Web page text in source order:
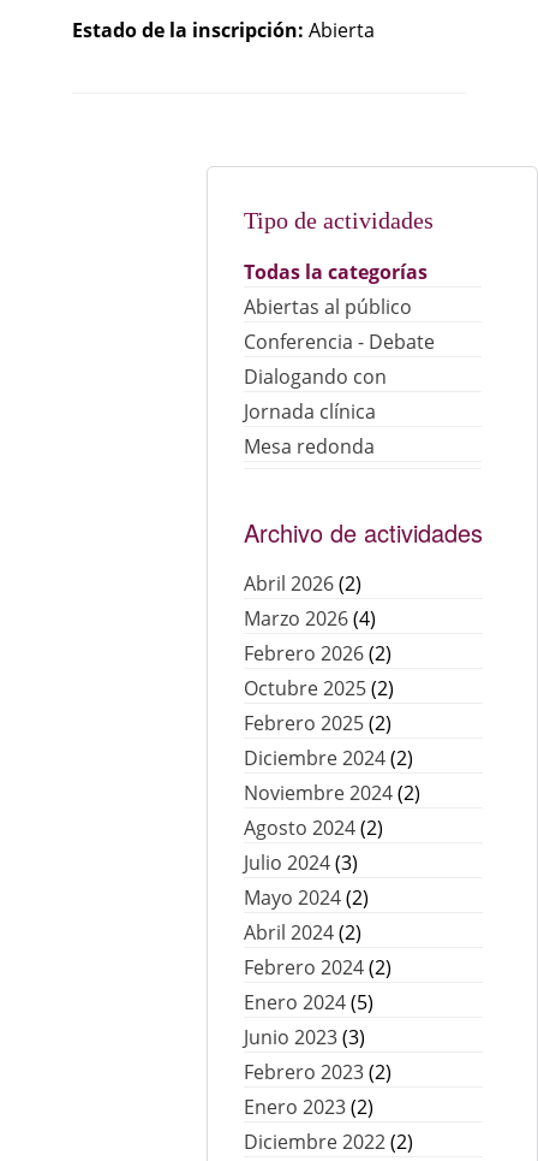
Estado de la inscripción: Abierta
Tipo de actividades
Todas la categorías
Abiertas al público
Conferencia - Debate
Dialogando con
Jornada clínica
Mesa redonda
Archivo de actividades
Abril 2026(2)
Marzo 2026(4)
Febrero 2026(2)
Octubre 2025(2)
Febrero 2025(2)
Diciembre 2024(2)
Noviembre 2024(2)
Agosto 2024(2)
Julio 2024(3)
Mayo 2024(2)
Abril 2024(2)
Febrero 2024(2)
Enero 2024(5)
Junio 2023(3)
Febrero 2023(2)
Enero 2023(2)
Diciembre 2022(2)